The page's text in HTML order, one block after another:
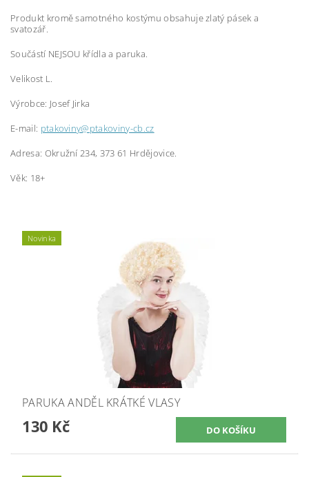
Produkt kromě samotného kostýmu obsahuje zlatý pásek a
svatozář.
Součástí NEJSOU křídla a paruka.
Velikost L.
Výrobce: Josef Jirka
E-mail: ptakoviny@ptakoviny-cb.cz
Adresa: Okružní 234, 373 61 Hrdějovice.
Věk: 18+
Novinka
PARUKA ANDĚL KRÁTKÉ VLASY
130 Kč